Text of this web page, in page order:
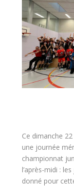
Ce dimanche
une journée
championnat
l’après-midi :
donné pour